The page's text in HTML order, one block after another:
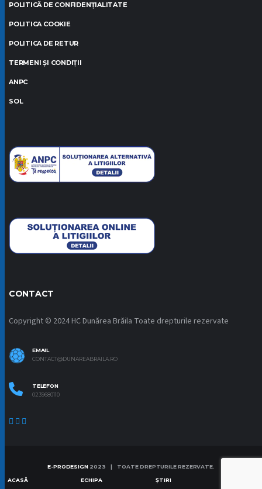
POLITICĂ DE CONFIDENȚIALITATE
POLITICA COOKIE
POLITICA DE RETUR
TERMENI ȘI CONDIȚII
ANPC
SOL
CONTACT
Copyright © 2024 HC Dunărea Brăila Toate drepturile rezervate
EMAIL
CONTACT@DUNAREABRAILA.RO
TELEFON
0239680110
E-PRODESIGN2023 | TOATE DREPTURILE REZERVATE.
ACASĂ ECHIPA ȘTIRI